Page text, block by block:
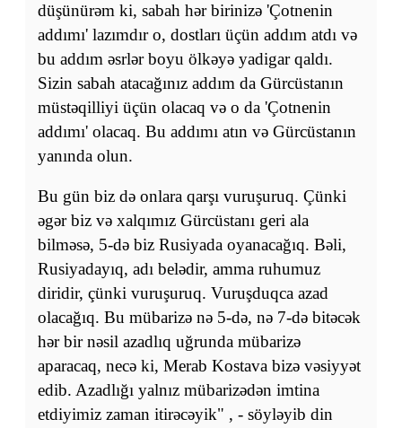
düşünürəm ki, sabah hər birinizə 'Çotnenin
addımı' lazımdır o, dostları üçün addım atdı və
bu addım əsrlər boyu ölkəyə yadigar qaldı.
Sizin sabah atacağınız addım da Gürcüstanın
müstəqilliyi üçün olacaq və o da 'Çotnenin
addımı' olacaq. Bu addımı atın və Gürcüstanın
yanında olun.
Bu gün biz də onlara qarşı vuruşuruq. Çünki
əgər biz və xalqımız Gürcüstanı geri ala
bilməsə, 5-də biz Rusiyada oyanacağıq. Bəli,
Rusiyadayıq, adı belədir, amma ruhumuz
diridir, çünki vuruşuruq. Vuruşduqca azad
olacağıq. Bu mübarizə nə 5-də, nə 7-də bitəcək
hər bir nəsil azadlıq uğrunda mübarizə
aparacaq, necə ki, Merab Kostava bizə vəsiyyət
edib. Azadlığı yalnız mübarizədən imtina
etdiyimiz zaman itirəcəyik" , - söyləyib din